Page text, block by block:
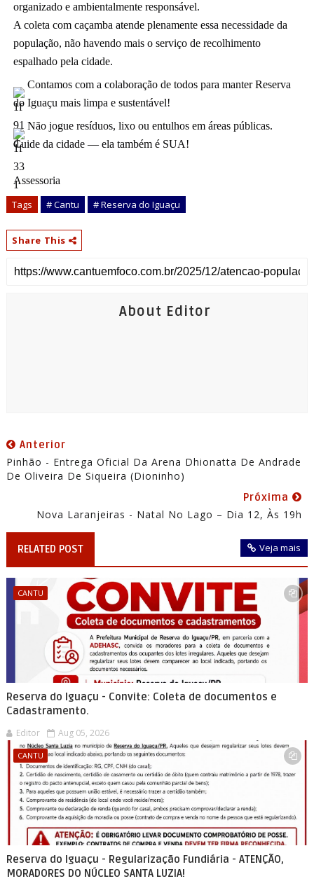
organizado e ambientalmente responsável.
A coleta com caçamba atende plenamente essa necessidade da
população, não havendo mais o serviço de recolhimento
espalhado pela cidade.
Contamos com a colaboração de todos para manter Reserva
do Iguaçu mais limpa e sustentável!
Não jogue resíduos, lixo ou entulhos em áreas públicas.
Cuide da cidade — ela também é SUA!
Assessoria
Tags # Cantu # Reserva do Iguaçu
Share This
About Editor
Anterior
Pinhão - Entrega Oficial Da Arena Dhionatta De Andrade
De Oliveira De Siqueira (Dioninho)
Próxima
Nova Laranjeiras - Natal No Lago – Dia 12, Às 19h
RELATED POST Veja mais
CANTU
Reserva do Iguaçu - Convite: Coleta de documentos e
Cadastramento.
Editor Aug 05, 2026
CANTU
Reserva do Iguaçu - Regularização Fundiária - ATENÇÃO,
MORADORES DO NÚCLEO SANTA LUZIA!